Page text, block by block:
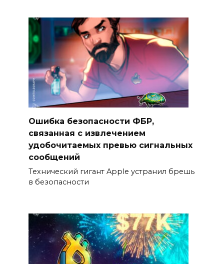
Ошибка безопасности ФБР,
связанная с извлечением
удобочитаемых превью сигнальных
сообщений
Технический гигант Apple устранил брешь
в безопасности